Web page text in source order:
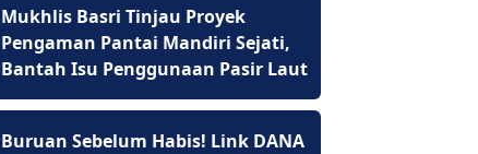
Mukhlis Basri Tinjau Proyek
Pengaman Pantai Mandiri Sejati,
Bantah Isu Penggunaan Pasir Laut
Buruan Sebelum Habis! Link DANA